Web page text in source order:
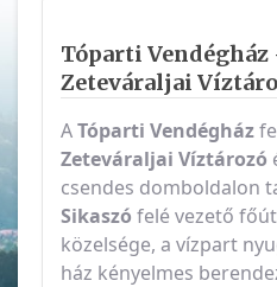
Tóparti Vendégház
Zeteváraljai
ATóparti Vendégház
Zeteváraljai Víztározó
csendes domboldalon
Sikaszó felé vezető
közelsége, a vízpart
ház kényelmes